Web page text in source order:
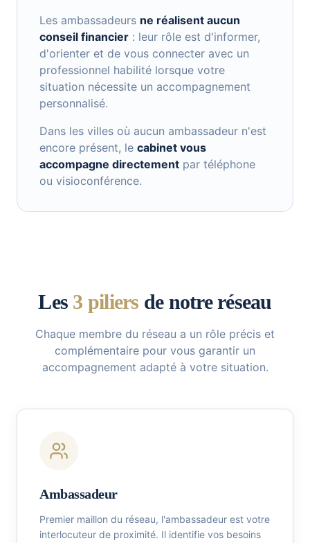
Les ambassadeurs ne réalisent aucun
conseil financier : leur rôle est d'informer,
d'orienter et de vous connecter avec un
professionnel habilité lorsque votre
situation nécessite un accompagnement
personnalisé.
Dans les villes où aucun ambassadeur n'est
encore présent, le cabinet vous
accompagne directement par téléphone
ou visioconférence.
Les 3 piliers de notre réseau
Chaque membre du réseau a un rôle précis et
complémentaire pour vous garantir un
accompagnement adapté à votre situation.
Ambassadeur
Premier maillon du réseau, l'ambassadeur est votre
interlocuteur de proximité. Il identifie vos besoins